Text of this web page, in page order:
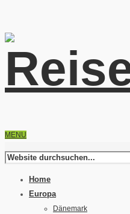
MENU
Home
Europa
Dänemark